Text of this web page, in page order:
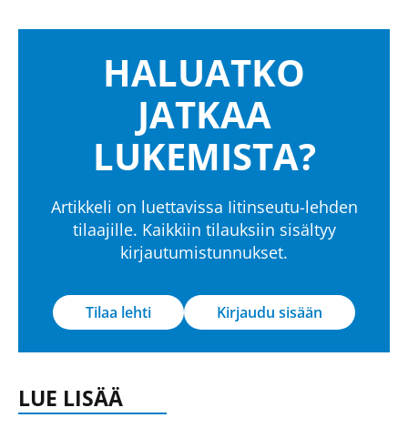
HALUATKO
JATKAA
LUKEMISTA?
Artikkeli on luettavissa Iitinseutu-lehden
tilaajille. Kaikkiin tilauksiin sisältyy
kirjautumistunnukset.
Tilaa lehti Kirjaudu sisään
LUE LISÄÄ